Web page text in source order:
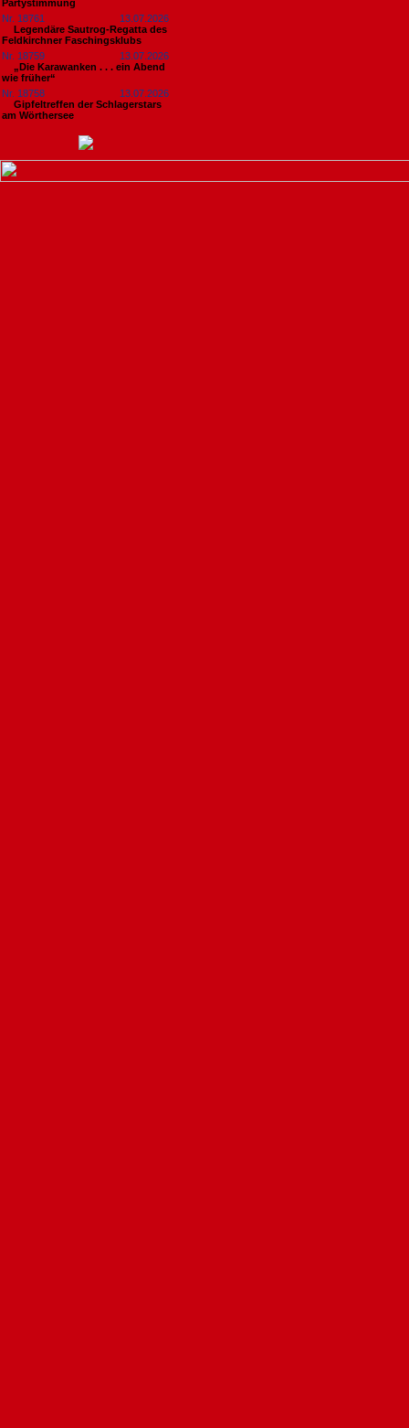
Partystimmung
Nr. 18761
13.07.2026
Legendäre Sautrog-Regatta des
Feldkirchner Faschingsklubs
Nr. 18759
13.07.2026
„Die Karawanken . . . ein Abend
wie früher“
Nr. 18758
13.07.2026
Gipfeltreffen der Schlagerstars
am Wörthersee